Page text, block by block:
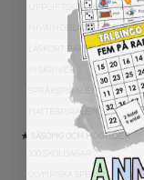
UPPGIFTSKORT SVENSKA
NIVÅINDELADE LÄSTEXTER
LÄSKORT FAKTA
VI SKRIVER
SPRÅKSPIRALEN
MATTESPIRALEN
★ SÄSONG OCH HÖGTIDER
OLYMPISKA SPELEN